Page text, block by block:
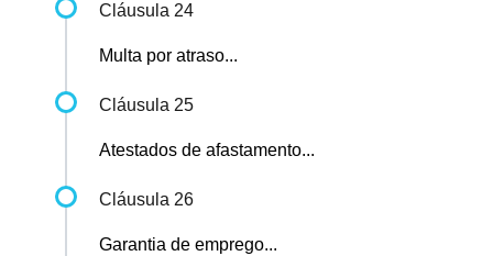
Cláusula 24
Multa por atraso...
Cláusula 25
Atestados de afastamento...
Cláusula 26
Garantia de emprego...